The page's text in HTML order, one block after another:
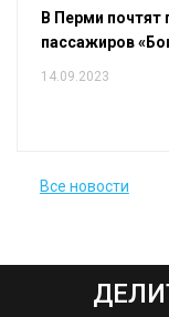
В Перми почтят
пассажиров
14.09.2023
Все новости